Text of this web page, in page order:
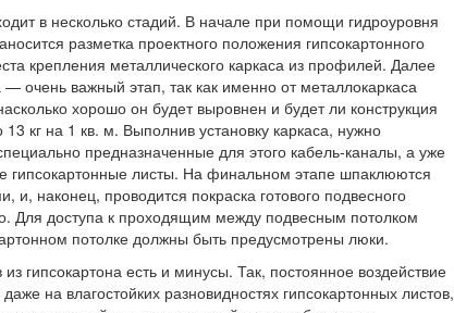
в несколько стадий. В начале при помощи гидроуровня
разметка проектного положения гипсокартонного
крепления металлического каркаса из профилей. Далее
— очень важный этап, так как именно от металлокаркаса
хорошо он будет выровнен и будет ли конструкция
кг на 1 кв. м. Выполнив установку каркаса, нужно
предназначенные для этого кабель-каналы, а уже
гипсокартонные листы. На финальном этапе шпаклюются
наконец, проводится покраска готового подвесного
Для доступа к проходящим между подвесным потолком
потолке должны быть предусмотрены люки.
гипсокартона есть и минусы. Так, постоянное воздействие
на влагостойких разновидностях гипсокартонных листов,